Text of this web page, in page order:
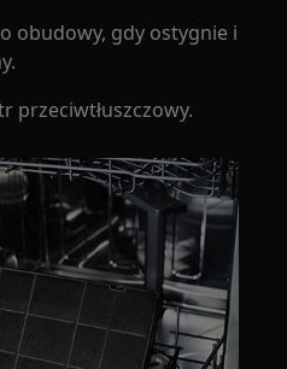
obudowy, gdy ostygnie i
przeciwtłuszczowy.